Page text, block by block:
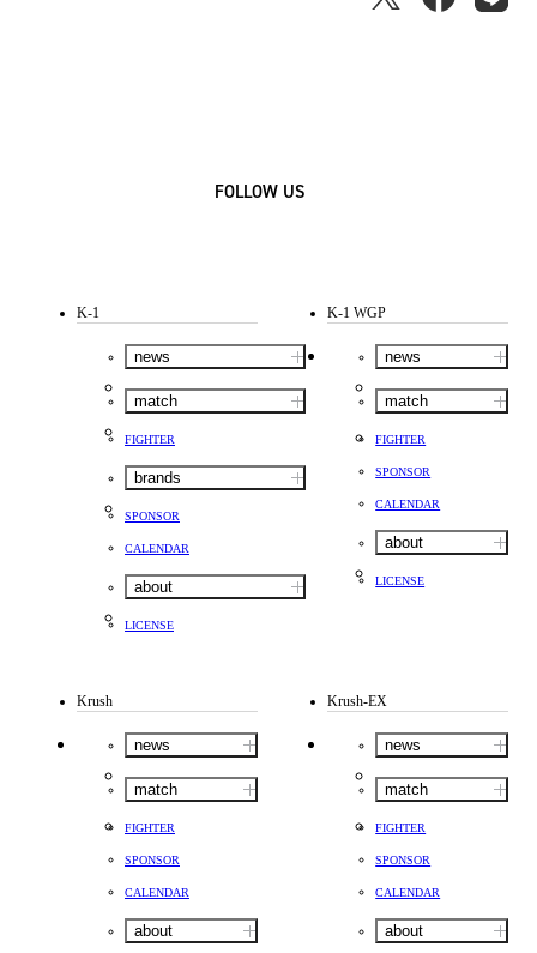
FOLLOW US
K-1
news
match
FIGHTER
brands
SPONSOR
CALENDAR
about
LICENSE
K-1 WGP
news
match
FIGHTER
SPONSOR
CALENDAR
about
LICENSE
Krush
news
match
FIGHTER
SPONSOR
CALENDAR
about
Krush-EX
news
match
FIGHTER
SPONSOR
CALENDAR
about